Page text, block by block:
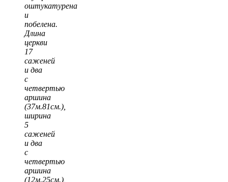
оштукатурена
и
побелена.
Длина
церкви
17
саженей
и два
с
четвертью
аршина
(37м.81см.),
ширина
5
саженей
и два
с
четвертью
аршина
(12м.25см.),